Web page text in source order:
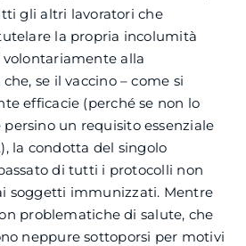
gli altri lavoratori che
la propria incolumità
alla
se il vaccino – come si
efficacie (perché se non lo
un requisito essenziale
la condotta del singolo
di tutti i protocolli non
soggetti immunizzati. Mentre
problematiche di salute, che
neppure sottoporsi per motivi